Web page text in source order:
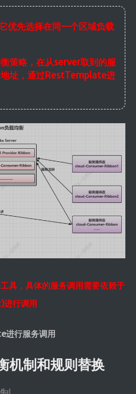
优先选择在同一个区域负载
策略，在从server取到的服
址，通过RestTemplate进
具，具体的服务调用需要依赖于
行调用
进行服务调用
机制和规则替换